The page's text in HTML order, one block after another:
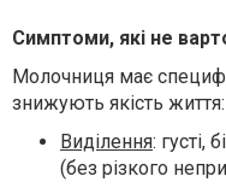
Симптоми, які не
Молочниця має
знижують якість життя:
Виділення: густі,
(без різкого